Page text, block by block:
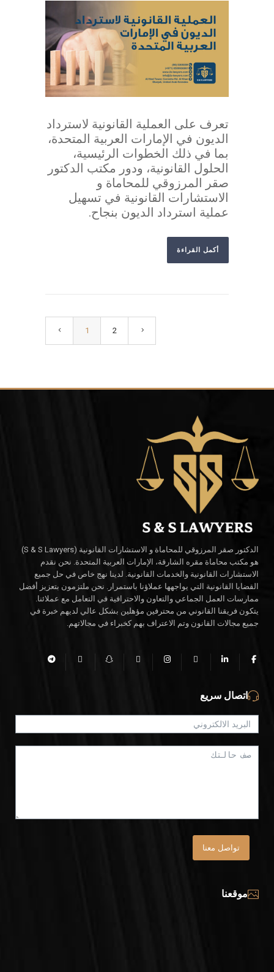
تعرف على العملية القانونية لاسترداد
الديون في الإمارات العربية المتحدة،
بما في ذلك الخطوات الرئيسية،
الحلول القانونية، ودور مكتب الدكتور
صقر المرزوقي للمحاماة و
الاستشارات القانونية في تسهيل
عملية استرداد الديون بنجاح.
أكمل القراءة
1 2
الدكتور صقر المرزوقي للمحاماة و الاستشارات القانونية (S & S Lawyers)
هو مكتب محاماة مقره الشارقة، الإمارات العربية المتحدة. نحن نقدم
الاستشارات القانونية والخدمات القانونية. لدينا نهج خاص في حل جميع
القضايا القانونية التي يواجهها عملاؤنا باستمرار. نحن ملتزمون بتعزيز أفضل
ممارسات العمل الجماعي والتعاون والاحترافية في التعامل مع عملائنا.
يتكون فريقنا القانوني من محترفين مؤهلين بشكل عالي لديهم خبرة في
جميع مجالات القانون وتم الاعتراف بهم كخبراء في مجالاتهم.
اتصال سريع
تواصل معنا
موقعنا